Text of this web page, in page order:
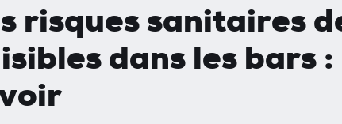
risques sanitaires
dans les bars